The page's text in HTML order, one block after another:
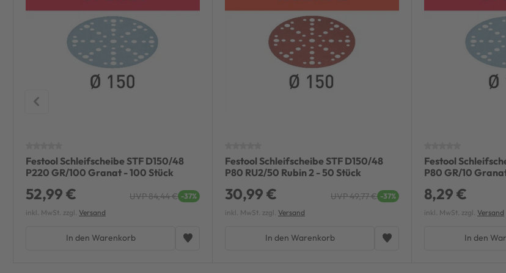
Festool Schleifscheibe STF D150/48
P220 GR/100 Granat - 100 Stück
52,99 € UVP 84,44 € -37%
inkl. MwSt. zzgl. Versand
In den Warenkorb
Festool Schleifscheibe STF D150/48
P80 RU2/50 Rubin 2 - 50 Stück
30,99 € UVP 49,77 € -37%
inkl. MwSt. zzgl. Versand
In den Warenkorb
Festool
P80 GR/10
8,29 €
inkl. MwSt. zzgl. Versand
In den